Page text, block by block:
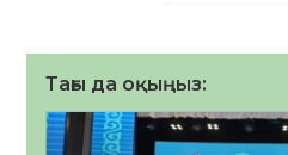
Тағы да оқыңыз: